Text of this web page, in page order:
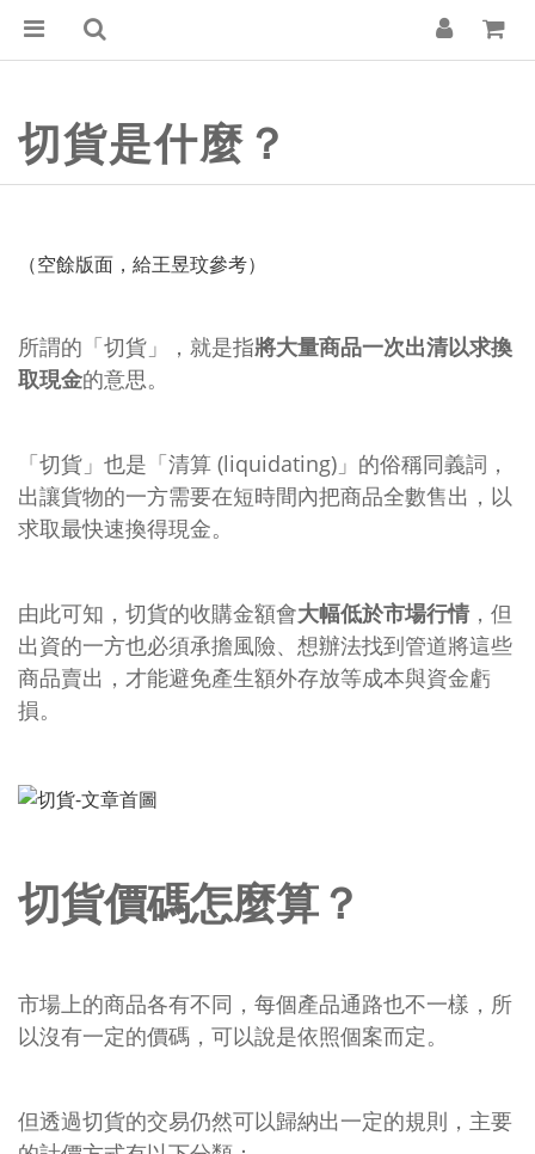
切貨是什麼？
（空餘版面，給王昱玟參考）
所謂的「切貨」，就是指將大量商品一次出清以求換
取現金的意思。
「切貨」也是「清算 (liquidating)」的俗稱同義詞，
出讓貨物的一方需要在短時間內把商品全數售出，以
求取最快速換得現金。
由此可知，切貨的收購金額會大幅低於市場行情，但
出資的一方也必須承擔風險、想辦法找到管道將這些
商品賣出，才能避免產生額外存放等成本與資金虧
損。
切貨價碼怎麼算？
市場上的商品各有不同，每個產品通路也不一樣，所
以沒有一定的價碼，可以說是依照個案而定。
但透過切貨的交易仍然可以歸納出一定的規則，主要